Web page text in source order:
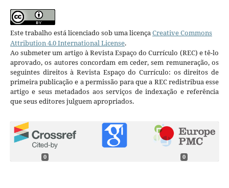
Este trabalho está licenciado sob uma licença Creative Commons
Attribution 4.0 International License.
Ao submeter um artigo à Revista Espaço do Currículo (REC) e tê-lo
aprovado, os autores concordam em ceder, sem remuneração, os
seguintes direitos à Revista Espaço do Currículo: os direitos de
primeira publicação e a permissão para que a REC redistribua esse
artigo e seus metadados aos serviços de indexação e referência
que seus editores julguem apropriados.
0 0